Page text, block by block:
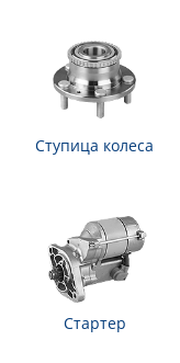
Ступица колеса
Стартер